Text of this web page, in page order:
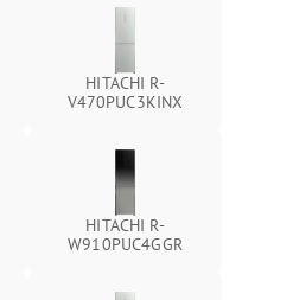
HITACHI R-
V470PUC3KINX
HITACHI R-
W910PUC4GGR